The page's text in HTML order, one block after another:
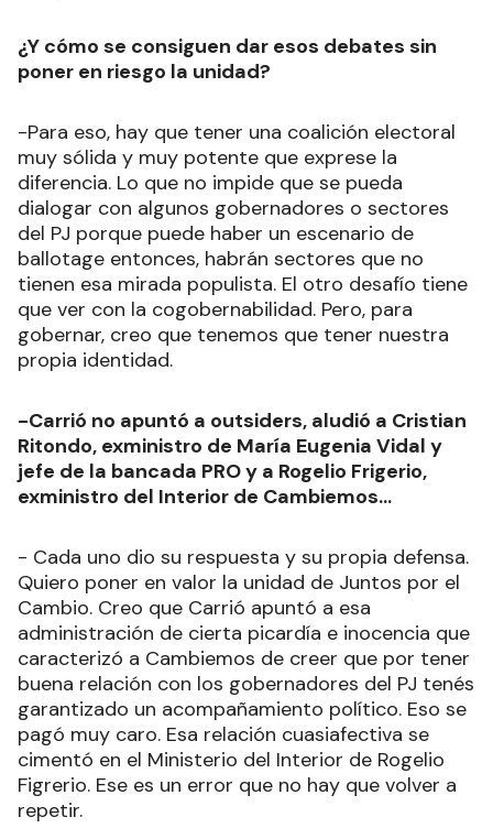
¿Y cómo se consiguen dar esos debates sin
poner en riesgo la unidad?
-Para eso, hay que tener una coalición electoral
muy sólida y muy potente que exprese la
diferencia. Lo que no impide que se pueda
dialogar con algunos gobernadores o sectores
del PJ porque puede haber un escenario de
ballotage entonces, habrán sectores que no
tienen esa mirada populista. El otro desafío tiene
que ver con la cogobernabilidad. Pero, para
gobernar, creo que tenemos que tener nuestra
propia identidad.
-Carrió no apuntó a outsiders, aludió a Cristian
Ritondo, exministro de María Eugenia Vidal y
jefe de la bancada PRO y a Rogelio Frigerio,
exministro del Interior de Cambiemos...
- Cada uno dio su respuesta y su propia defensa.
Quiero poner en valor la unidad de Juntos por el
Cambio. Creo que Carrió apuntó a esa
administración de cierta picardía e inocencia que
caracterizó a Cambiemos de creer que por tener
buena relación con los gobernadores del PJ tenés
garantizado un acompañamiento político. Eso se
pagó muy caro. Esa relación cuasiafectiva se
cimentó en el Ministerio del Interior de Rogelio
Figrerio. Ese es un error que no hay que volver a
repetir.